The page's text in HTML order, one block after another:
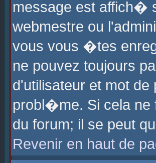
message est affich�
webmestre ou
vous vous �tes
ne pouvez toujours
d'utilisateur et mot
probl�me. Si cela ne
du forum; il se peut
Revenir en haut de